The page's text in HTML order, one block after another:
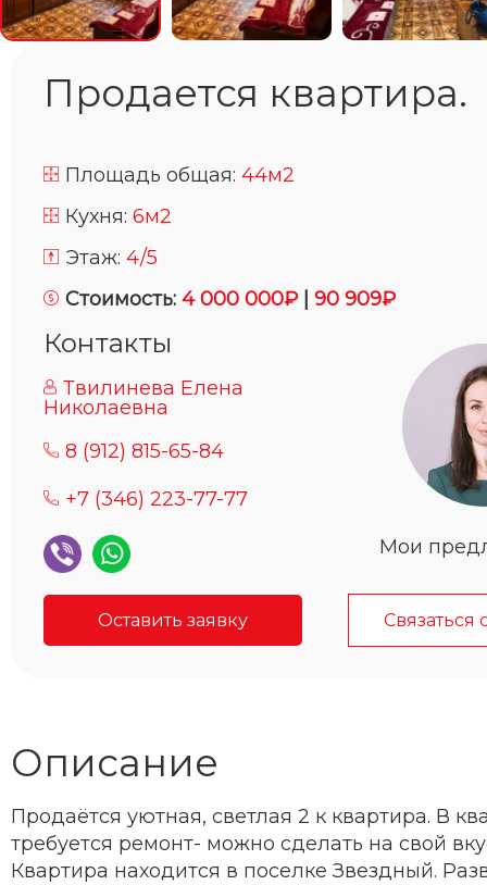
Продается квартира.
Площадь общая: 44м2
Кухня: 6м2
Этаж: 4/5
Стоимость: 4 000 000₽ 90 909₽
Контакты
Твилинева Елена
Николаевна
8 (912) 815-65-84
+7 (346) 223-77-77
Мои
Оставить заявку Связаться
Описание
Продаётся уютная, светлая 2 к квартира. В
требуется ремонт- можно сделать на свой
Квартира находится в поселке Звездный.